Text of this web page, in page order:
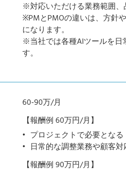
※対応いただける業務範囲、
※PMとPMOの違いは、方針
になります。
※当社では各種AIツールを日
す。
60-90万/月
【報酬例 60万円/月】
プロジェクトで必要とな
日常的な調整業務や顧客
【報酬例 90万円/月】